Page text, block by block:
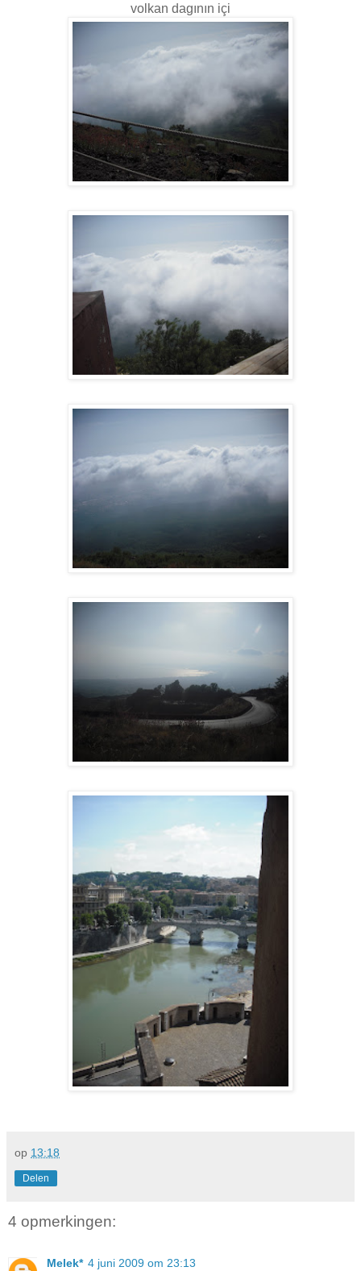
volkan dagının içi
op 13:18
Delen
4 opmerkingen:
Melek* 4 juni 2009 om 23:13